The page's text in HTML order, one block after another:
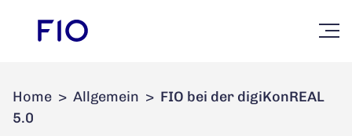
Home > Allgemein > FIO bei der digiKonREAL
5.0